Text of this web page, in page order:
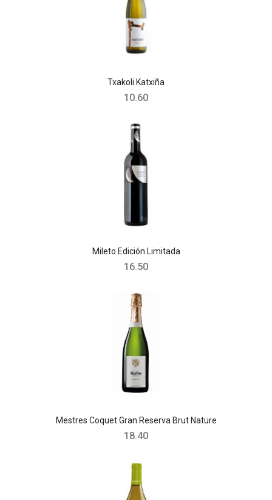
Txakoli Katxiña
10.60
Mileto Edición Limitada
16.50
Mestres Coquet Gran Reserva Brut Nature
18.40